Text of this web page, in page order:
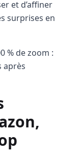
et d’affiner
surprises en
% de zoom :
après